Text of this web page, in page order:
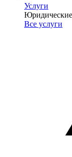
Услуги
Услуги
Все услуги